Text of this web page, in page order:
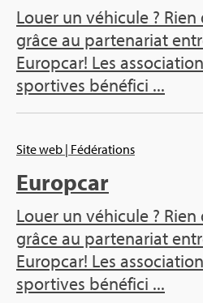
Louer un véhicule ?
grâce au partenariat
Europcar! Les
sportives bénéfici ...
Site web | Fédérations
Europcar
Louer un véhicule ?
grâce au partenariat
Europcar! Les
sportives bénéfici ...